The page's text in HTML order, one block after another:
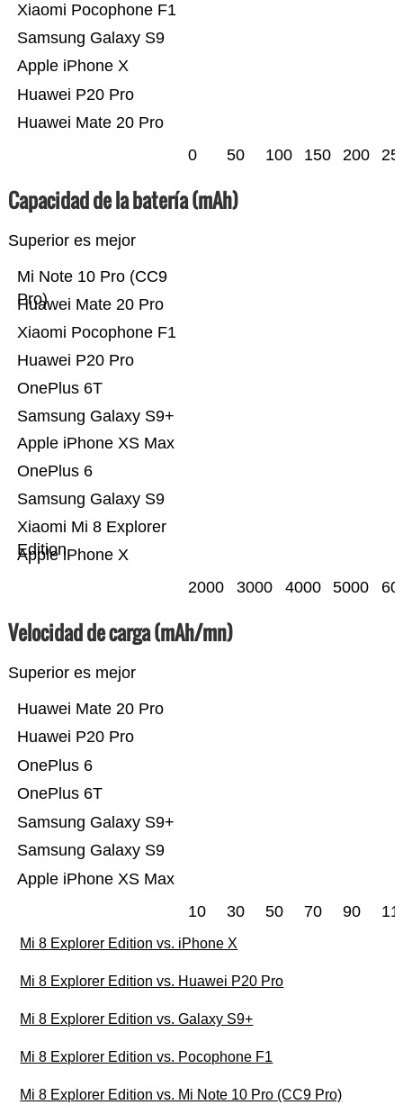
Huawei Mate 20 Pro
Huawei P20 Pro
Apple iPhone X
Samsung Galaxy S9
Xiaomi Pocophone F1
0 50 100 150 200
Capacidad de la batería (mAh)
Superior es mejor
Apple iPhone X
Xiaomi Mi 8 Explorer
Edition
Samsung Galaxy S9
OnePlus 6
Apple iPhone XS Max
Samsung Galaxy S9+
OnePlus 6T
Huawei P20 Pro
Xiaomi Pocophone F1
Huawei Mate 20 Pro
Mi Note 10 Pro (CC9
Pro)
2000 3000 4000 5000
Velocidad de carga (mAh/mn)
Superior es mejor
Apple iPhone XS Max
Samsung Galaxy S9
Samsung Galaxy S9+
OnePlus 6T
OnePlus 6
Huawei P20 Pro
Huawei Mate 20 Pro
10 30 50 70 90
Mi 8 Explorer Edition vs. iPhone X
Mi 8 Explorer Edition vs. Huawei P20 Pro
Mi 8 Explorer Edition vs. Galaxy S9+
Mi 8 Explorer Edition vs. Pocophone F1
Mi 8 Explorer Edition vs. Mi Note 10 Pro (CC9 Pro)